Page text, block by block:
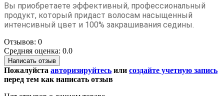
Вы приобретаете эффективный, профессиональный
продукт, который придаст волосам насыщенный
интенсивный цвет и 100% закрашивания седины.
Отзывов: 0
Средняя оценка: 0.0
Написать отзыв
Пожалуйста авторизируйтесь или создайте учетную запись
перед тем как написать отзыв